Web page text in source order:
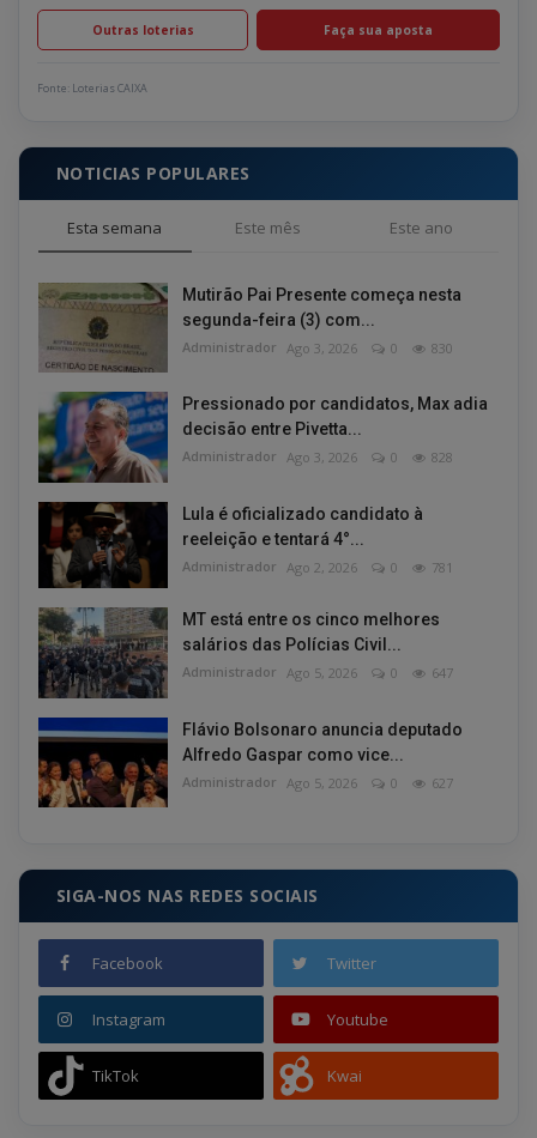
Outras loterias Faça sua aposta
Fonte: Loterias CAIXA
NOTICIAS POPULARES
Esta semana Este mês Este ano
Mutirão Pai Presente começa nesta
segunda-feira (3) com...
Administrador Ago 3, 2026 0 830
Pressionado por candidatos, Max adia
decisão entre Pivetta...
Administrador Ago 3, 2026 0 828
Lula é oficializado candidato à
reeleição e tentará 4°...
Administrador Ago 2, 2026 0 781
MT está entre os cinco melhores
salários das Polícias Civil...
Administrador Ago 5, 2026 0 647
Flávio Bolsonaro anuncia deputado
Alfredo Gaspar como vice...
Administrador Ago 5, 2026 0 627
SIGA-NOS NAS REDES SOCIAIS
Facebook Twitter
Instagram Youtube
TikTok Kwai